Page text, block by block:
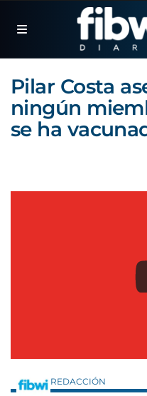
Pilar Costa
ningún
se ha
REDACCIÓN